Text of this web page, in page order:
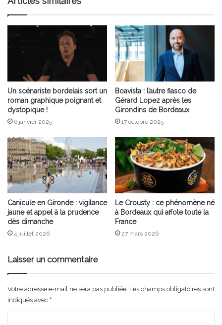
en
mode
Hip-
Un scénariste bordelais sort un
roman graphique poignant et
dystopique !
6 janvier 2025
Boavista : l’autre fiasco de
Gérard Lopez après les
Girondins de Bordeaux
17 octobre 2025
Canicule en Gironde : vigilance
jaune et appel à la prudence
dès dimanche
4 juillet 2026
Le Crousty : ce phénomène né
à Bordeaux qui affole toute la
France
27 mars 2026
Laisser un commentaire
Votre adresse e-mail ne sera pas publiée. Les champs obligatoires sont
indiqués avec *